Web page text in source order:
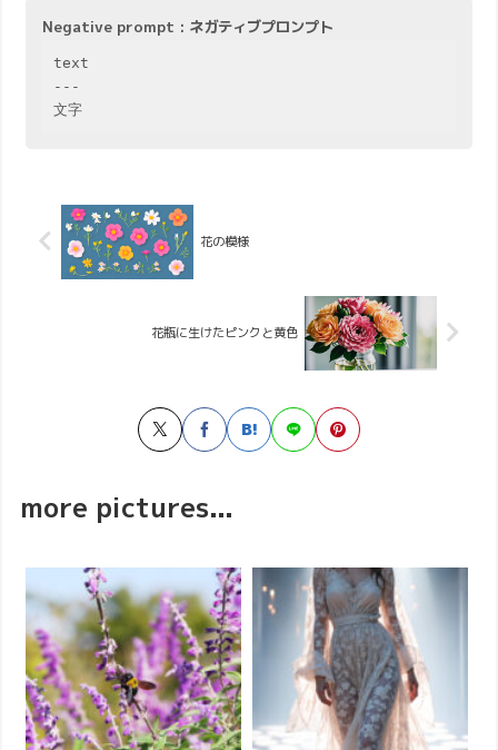
Negative prompt : ネガティブプロンプト
text
---
文字
花の模様
花瓶に生けたピンクと黄色
more pictures...